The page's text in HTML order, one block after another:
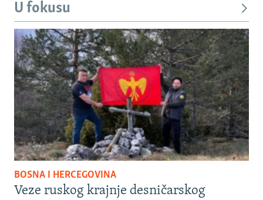
U fokusu
BOSNA I HERCEGOVINA
Veze ruskog krajnje desničarskog